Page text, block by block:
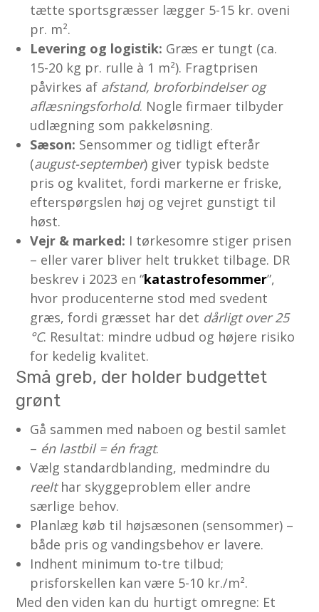
tætte sportsgræsser lægger 5-15 kr. oveni
pr. m².
Levering og logistik: Græs er tungt (ca.
15-20 kg pr. rulle à 1 m²). Fragtprisen
påvirkes af afstand, broforbindelser og
aflæsningsforhold. Nogle firmaer tilbyder
udlægning som pakkeløsning.
Sæson: Sensommer og tidligt efterår
(august-september) giver typisk bedste
pris og kvalitet, fordi markerne er friske,
efterspørgslen høj og vejret gunstigt til
høst.
Vejr & marked: I tørkesomre stiger prisen
– eller varer bliver helt trukket tilbage. DR
beskrev i 2023 en “katastrofesommer”,
hvor producenterne stod med svedent
græs, fordi græsset har det dårligt over 25
°C. Resultat: mindre udbud og højere risiko
for kedelig kvalitet.
Små greb, der holder budgettet
grønt
Gå sammen med naboen og bestil samlet
– én lastbil = én fragt.
Vælg standardblanding, medmindre du
reelthar skyggeproblem eller andre
særlige behov.
Planlæg køb til højsæsonen (sensommer) –
både pris og vandingsbehov er lavere.
Indhent minimum to-tre tilbud;
prisforskellen kan være 5-10 kr./m².
Med den viden kan du hurtigt omregne: Et